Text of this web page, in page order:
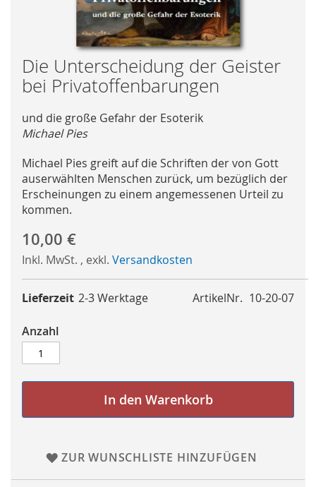
Skip
to
the
of
the
gallery
Die Unterscheidung der Geister
bei Privatoffenbarungen
und die große Gefahr der Esoterik
Michael Pies
Michael Pies greift auf die Schriften der von Gott
auserwählten Menschen zurück, um bezüglich der
Erscheinungen zu einem angemessenen Urteil zu
kommen.
10,00 €
Inkl. MwSt. , exkl. Versandkosten
ArtikelNr. 10-20-07
Lieferzeit 2-3 Werktage
Anzahl
In den Warenkorb
ZUR WUNSCHLISTE HINZUFÜGEN